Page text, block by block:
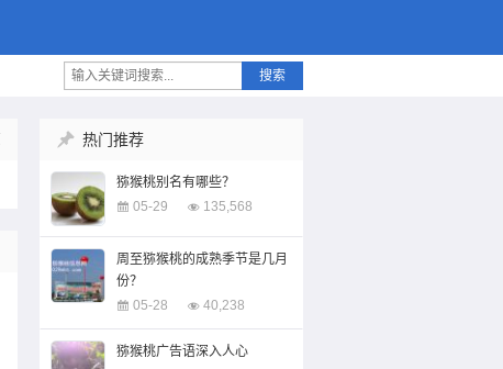
搜索
热门推荐
猕猴桃别名有哪些？
05-29
135,568
周至猕猴桃的成熟季节是几月
份？
05-28
40,238
猕猴桃广告语深入人心